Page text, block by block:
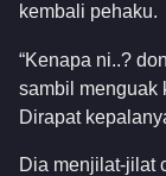
kembali pehaku.
“Kenapa ni..?
sambil menguak
Dirapat
Dia menjilat-jilat